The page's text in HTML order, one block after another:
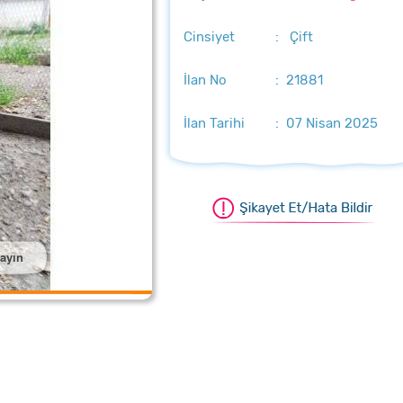
için üzerine tıklayın
için üzerine tıklayın
Cinsiyet : Çift
İlan No : 21881
İlan Tarihi : 07 Nisan 2025